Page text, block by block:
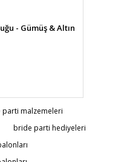
- Gümüş & Altın
malzemeleri
bride parti hediyeleri